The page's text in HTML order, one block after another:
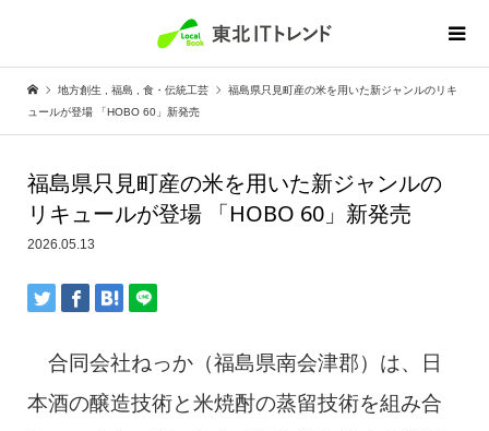
地方創生 福島 食・伝統工芸
福島県只見町産の米を用いた新ジャンルのリキ
ュールが登場 「HOBO 60」新発売
福島県只見町産の米を用いた新ジャンルの
リキュールが登場 「HOBO 60」新発売
2026.05.13
合同会社ねっか（福島県南会津郡）は、日
本酒の醸造技術と米焼酎の蒸留技術を組み合